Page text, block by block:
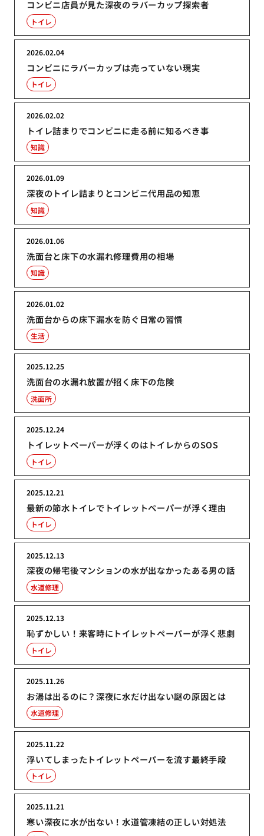
コンビニ店員が見た深夜のラバーカップ探索者
トイレ
コンビニにラバーカップは売っていない現実
2026.02.04
トイレ
トイレ詰まりでコンビニに走る前に知るべき事
2026.02.02
知識
深夜のトイレ詰まりとコンビニ代用品の知恵
2026.01.09
知識
洗面台と床下の水漏れ修理費用の相場
2026.01.06
知識
洗面台からの床下漏水を防ぐ日常の習慣
2026.01.02
生活
洗面台の水漏れ放置が招く床下の危険
2025.12.25
洗面所
トイレットペーパーが浮くのはトイレからのSOS
2025.12.24
トイレ
最新の節水トイレでトイレットペーパーが浮く理由
2025.12.21
トイレ
深夜の帰宅後マンションの水が出なかったある男の話
2025.12.13
水道修理
恥ずかしい！来客時にトイレットペーパーが浮く悲劇
2025.12.13
トイレ
お湯は出るのに？深夜に水だけ出ない謎の原因とは
2025.11.26
水道修理
浮いてしまったトイレットペーパーを流す最終手段
2025.11.22
トイレ
寒い深夜に水が出ない！水道管凍結の正しい対処法
2025.11.21